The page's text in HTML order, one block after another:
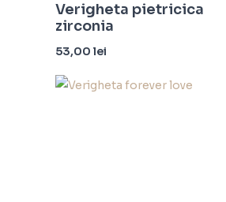
Verigheta pietricica
zirconia
53,00 lei
Selectează opțiunile